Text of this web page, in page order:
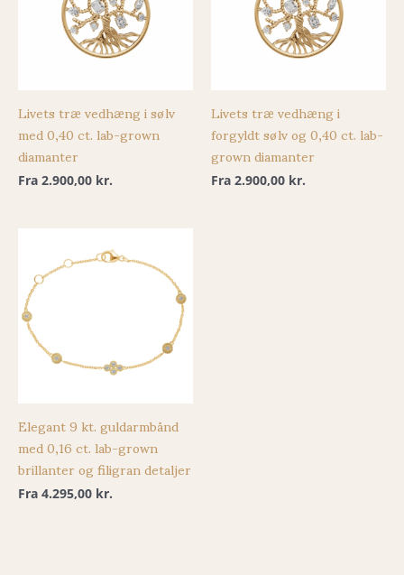
Livets træ vedhæng i sølv
med 0,40 ct. lab-grown
diamanter
Fra 2.900,00 kr.
Livets træ vedhæng i
forgyldt sølv og 0,40 ct. lab-
grown diamanter
Fra 2.900,00 kr.
Elegant 9 kt. guldarmbånd
med 0,16 ct. lab-grown
brillanter og filigran detaljer
Fra 4.295,00 kr.